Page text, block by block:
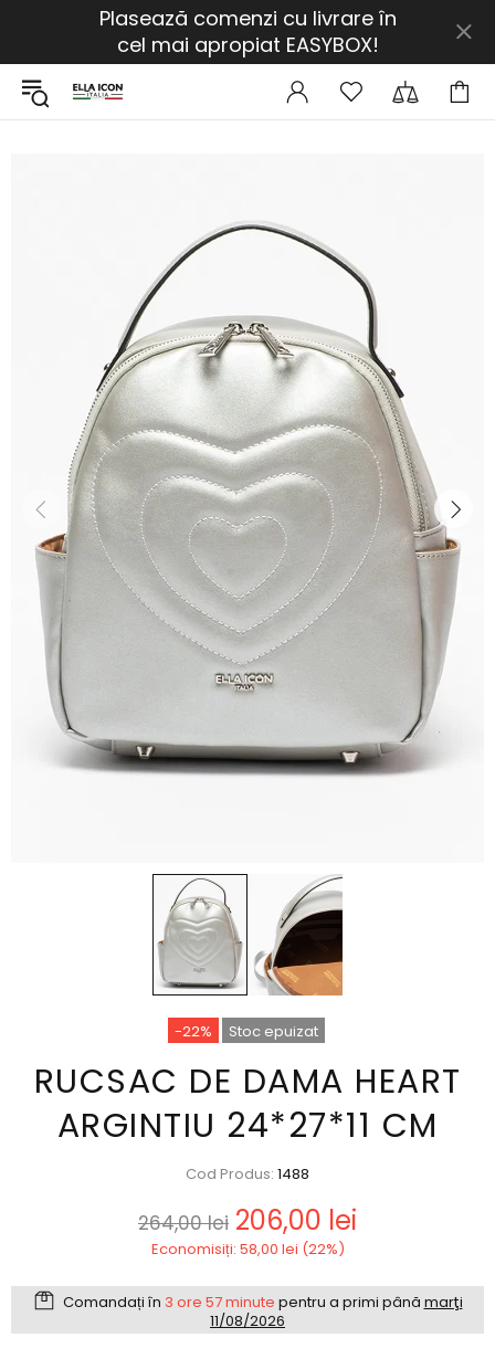
Plasează comenzi cu livrare în
cel mai apropiat EASYBOX!
-22% Stoc epuizat
RUCSAC DE DAMA HEART
ARGINTIU 24*27*11 CM
Cod Produs: 1488
264,00 lei 206,00 lei
Economisiți: 58,00 lei (22%)
Comandați în 3 ore 57 minute pentru a primi până marţi
11/08/2026